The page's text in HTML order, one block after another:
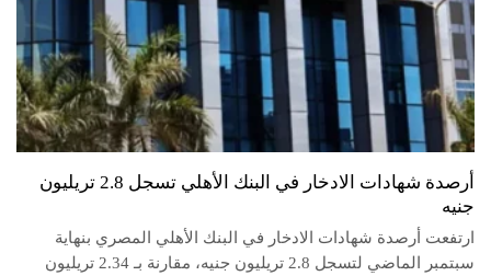
أرصدة شهادات الادخار في البنك الأهلي تسجل 2.8 تريليون
جنيه
ارتفعت أرصدة شهادات الادخار في البنك الأهلي المصري بنهاية
سبتمبر الماضي لتسجل 2.8 تريليون جنيه، مقارنة بـ 2.34 تريليون